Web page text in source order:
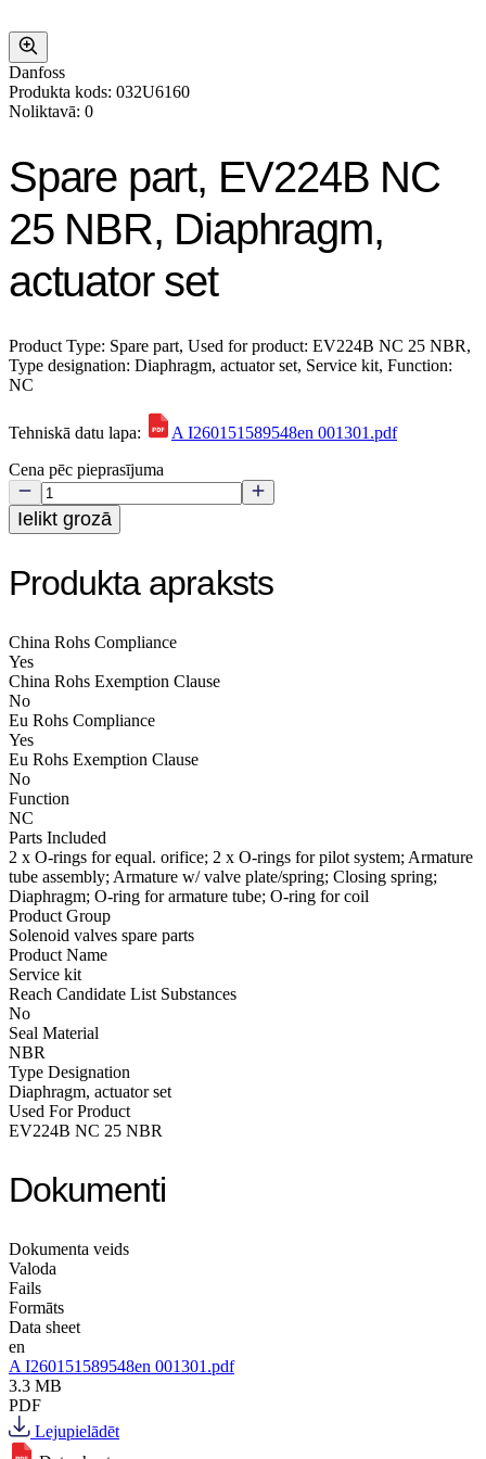
Danfoss
Produkta kods: 032U6160
Noliktavā: 0
Spare part, EV224B NC
25 NBR, Diaphragm,
actuator set
Product Type: Spare part, Used for product: EV224B NC 25 NBR,
Type designation: Diaphragm, actuator set, Service kit, Function:
NC
Tehniskā datu lapa:
A I260151589548en 001301.pdf
Cena pēc pieprasījuma
Ielikt grozā
Produkta apraksts
China Rohs Compliance
Yes
China Rohs Exemption Clause
No
Eu Rohs Compliance
Yes
Eu Rohs Exemption Clause
No
Function
NC
Parts Included
2 x O-rings for equal. orifice; 2 x O-rings for pilot system; Armature
tube assembly; Armature w/ valve plate/spring; Closing spring;
Diaphragm; O-ring for armature tube; O-ring for coil
Product Group
Solenoid valves spare parts
Product Name
Service kit
Reach Candidate List Substances
No
Seal Material
NBR
Type Designation
Diaphragm, actuator set
Used For Product
EV224B NC 25 NBR
Dokumenti
Dokumenta veids
Valoda
Fails
Formāts
Data sheet
en
A I260151589548en 001301.pdf
3.3 MB
PDF
Lejupielādēt